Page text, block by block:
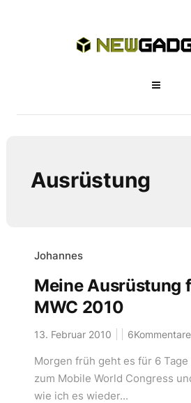
Ausrüstung
Johannes
Meine Ausrüstung
MWC 2010
13. Februar 2010 6Kommentare
Morgen früh geht es für 6
zum Mobile World Congress
wie ich es wieder...